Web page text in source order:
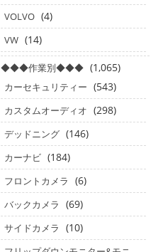
VOLVO (4)
VW (14)
◆◆◆作業別◆◆◆ (1,065)
カーセキュリティー (543)
カスタムオーディオ (298)
デッドニング (146)
カーナビ (184)
フロントカメラ (6)
バックカメラ (69)
サイドカメラ (10)